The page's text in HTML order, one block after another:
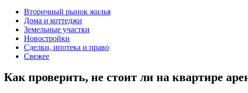
Вторичный рынок жилья
Дома и коттеджи
Земельные участки
Новостройки
Сделки, ипотека и право
Свежее
Как проверить, не стоит ли на квартире